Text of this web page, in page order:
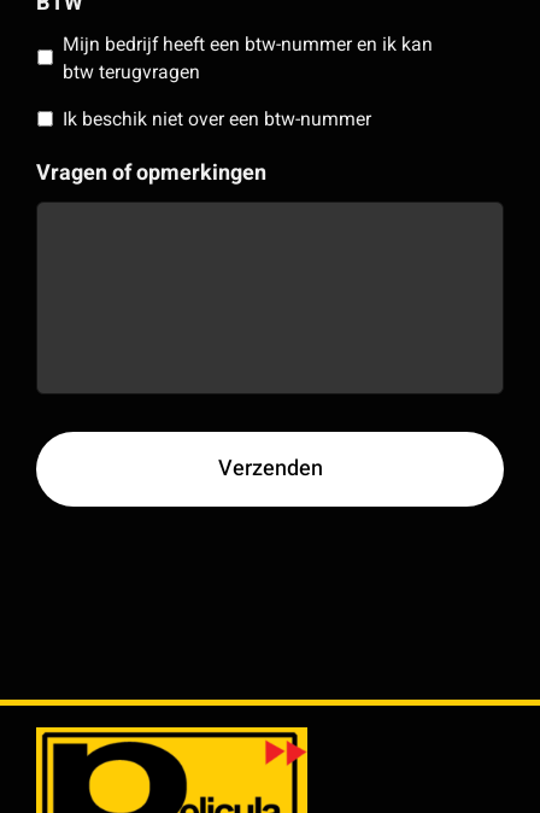
Mijn bedrijf heeft een btw-nummer en ik kan
btw terugvragen
Ik beschik niet over een btw-nummer
Vragen of opmerkingen